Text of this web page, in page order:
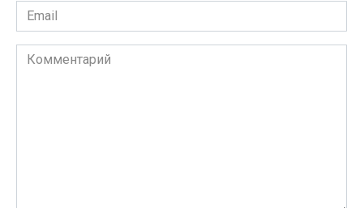
Email
*
Комментарий